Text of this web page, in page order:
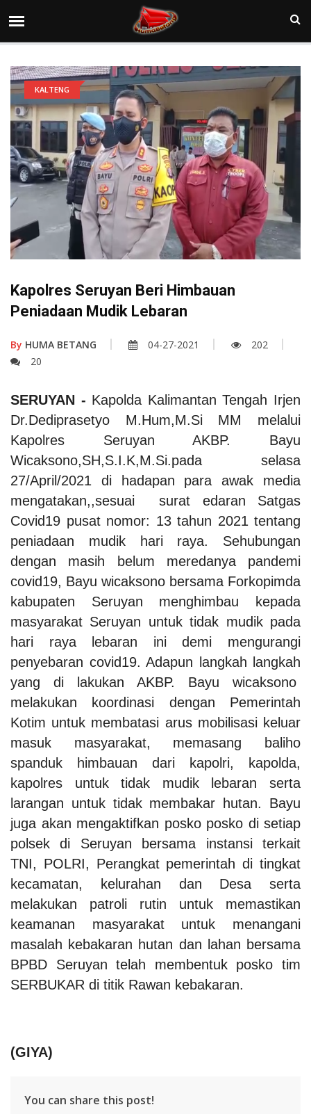
KALTENG
Kapolres Seruyan Beri Himbauan
Peniadaan Mudik Lebaran
By HUMA BETANG 04-27-2021
202
20
SERUYAN - Kapolda Kalimantan Tengah Irjen
Dr.Dediprasetyo M.Hum,M.Si MM melalui
Kapolres Seruyan AKBP. Bayu
Wicaksono,SH,S.I.K,M.Si.pada selasa
27/April/2021 di hadapan para awak media
mengatakan,,sesuai surat edaran Satgas
Covid19 pusat nomor: 13 tahun 2021 tentang
peniadaan mudik hari raya. Sehubungan
dengan masih belum meredanya pandemi
covid19, Bayu wicaksono bersama Forkopimda
kabupaten Seruyan menghimbau kepada
masyarakat Seruyan untuk tidak mudik pada
hari raya lebaran ini demi mengurangi
penyebaran covid19. Adapun langkah langkah
yang di lakukan AKBP. Bayu wicaksono
melakukan koordinasi dengan Pemerintah
Kotim untuk membatasi arus mobilisasi keluar
masuk masyarakat, memasang baliho
spanduk himbauan dari kapolri, kapolda,
kapolres untuk tidak mudik lebaran serta
larangan untuk tidak membakar hutan. Bayu
juga akan mengaktifkan posko posko di setiap
polsek di Seruyan bersama instansi terkait
TNI, POLRI, Perangkat pemerintah di tingkat
kecamatan, kelurahan dan Desa serta
melakukan patroli rutin untuk memastikan
keamanan masyarakat untuk menangani
masalah kebakaran hutan dan lahan bersama
BPBD Seruyan telah membentuk posko tim
SERBUKAR di titik Rawan kebakaran.
(GIYA)
You can share this post!